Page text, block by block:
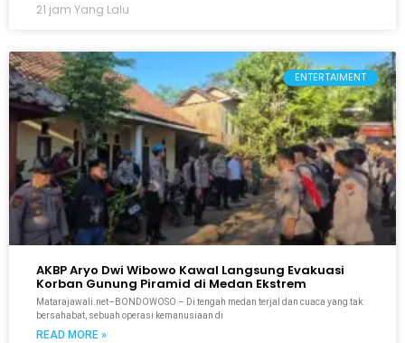
21 jam Yang Lalu
ENTERTAIMENT
AKBP Aryo Dwi Wibowo Kawal Langsung Evakuasi
Korban Gunung Piramid di Medan Ekstrem
Matarajawali.net–BONDOWOSO – Di tengah medan terjal dan cuaca yang tak
bersahabat, sebuah operasi kemanusiaan di
READ MORE »